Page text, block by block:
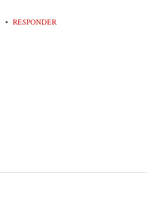
• RESPONDER